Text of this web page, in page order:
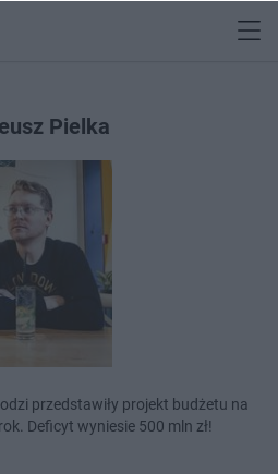
Pielka
przedstawiły projekt budżetu na
Deficyt wyniesie 500 mln zł!